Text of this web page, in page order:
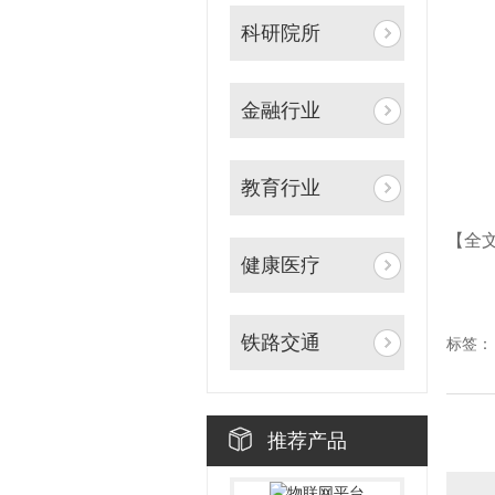
科研院所
金融行业
教育行业
健康医疗
铁路交通
推荐产品
【全
标签：